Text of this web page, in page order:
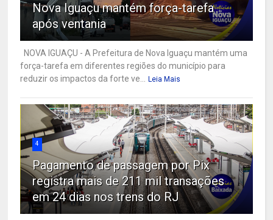
Nova Iguaçu mantém força-tarefa
após ventania
NOVA IGUAÇU - A Prefeitura de Nova Iguaçu mantém uma
força-tarefa em diferentes regiões do município para
reduzir os impactos da forte ve... Leia Mais
4
Pagamento de passagem por Pix
registra mais de 211 mil transações
em 24 dias nos trens do RJ